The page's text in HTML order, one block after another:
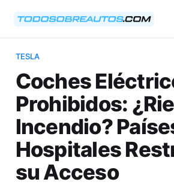
TESLA
Coches
Prohibidos:
Incendio?
Hospitales
su Acceso